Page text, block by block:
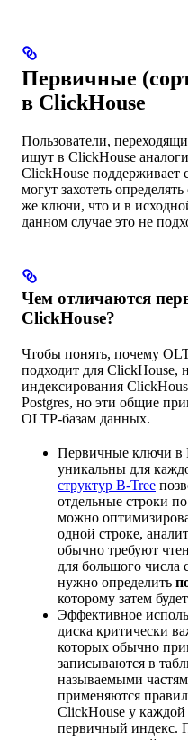
Первичные
в ClickHouse
Пользователи,
ищут в ClickHouse
ClickHouse поддерживает
могут захотеть
же ключи, что и в
данном случае это не
Чем отличаются
ClickHouse?
Чтобы понять, почему
подходит для ClickHouse,
индексирования
Postgres, но эти общие
OLTP-базам данных.
Первичные ключи в
уникальны для
структур B-Tree
отдельные строки
можно
одной строке,
обычно требуют
для большого числа
нужно определить
которому затем
Эффективное
диска критически
которых обычно
записываются в
называемыми
применяются
ClickHouse у каждой
первичный индекс.